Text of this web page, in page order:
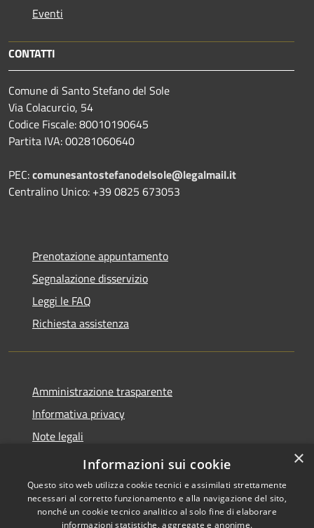
Eventi
CONTATTI
Comune di Santo Stefano del Sole
Via Colacurcio, 54
Codice Fiscale: 80010190645
Partita IVA: 00281060640
PEC:comunesantostefanodelsole@legalmail.it
Centralino Unico: +39 0825 673053
Prenotazione appuntamento
Segnalazione disservizio
Leggi le FAQ
Richiesta assistenza
Amministrazione trasparente
Informativa privacy
Note legali
Dichiarazione di accessibilità
×
Informazioni sui cookie
Questo sito web utilizza cookie tecnici e assimilati strettamente
necessari al corretto funzionamento e alla navigazione del sito,
nonché un cookie tecnico analitico al solo fine di elaborare
informazioni statistiche, aggregate e anonime.